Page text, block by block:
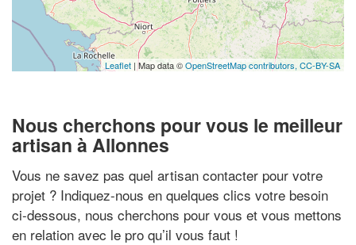
Leaflet | Map data ©OpenStreetMap contributors, CC-BY-SA
Nous cherchons pour vous le meilleur
artisan à Allonnes
Vous ne savez pas quel artisan contacter pour votre
projet ? Indiquez-nous en quelques clics votre besoin
ci-dessous, nous cherchons pour vous et vous mettons
en relation avec le pro qu’il vous faut !